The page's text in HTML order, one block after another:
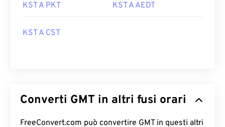
KST A PKT KST A AEDT
KST A CST
Converti GMT in altri fusi orari
FreeConvert.com può convertire GMT in questi altri